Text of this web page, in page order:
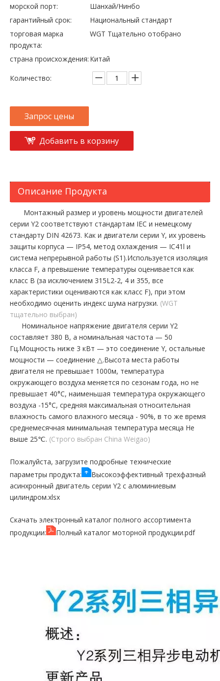
морской порт:
Шанхай/Нинбо
гарантийный срок:
Национальный стандарт
торговая марка
продукта:
WGT Тщательно отобрано
страна происхождения: Китай
Количество:
Запрос цены
Добавить в корзину
Описание Продукта
Монтажный размер и уровень мощности двигателей
серии Y2 соответствуют стандартам IEC и немецкому
стандарту DIN 42673. Как и двигатели серии Y, их уровень
защиты корпуса — IP54, метод охлаждения — IC41l и
система непрерывной работы (S1).Используется изоляция
класса F, а превышение температуры оценивается как
класс B (за исключением 315L2-2, 4 и 355, все
характеристики оцениваются как класс F), при этом
необходимо оценить индекс шума нагрузки. (WGT
тщательно выбран)
Номинальное напряжение двигателя серии Y2
составляет 380 В, а номинальная частота — 50
Гц.Мощность ниже 3 кВт — это соединение Y, остальные
мощности — соединение △.Высота места работы
двигателя не превышает 1000м, температура
окружающего воздуха меняется по сезонам года, но не
превышает 40°С, наименьшая температура окружающего
воздуха -15°С, средняя максимальная относительная
влажность самого влажного месяца - 90%, в то же время
среднемесячная минимальная температура месяца Не
выше 25℃. (Строго выбран China Weigao)
Пожалуйста, загрузите подробные технические
параметры продукта:
Высокоэффективный трехфазный
асинхронный двигатель серии Y2 с алюминиевым
цилиндром.xlsx
Скачать электронный каталог полного ассортимента
продукции:
Полный каталог моторной продукции.pdf